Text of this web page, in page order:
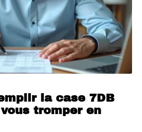
la case 7DB
tromper en